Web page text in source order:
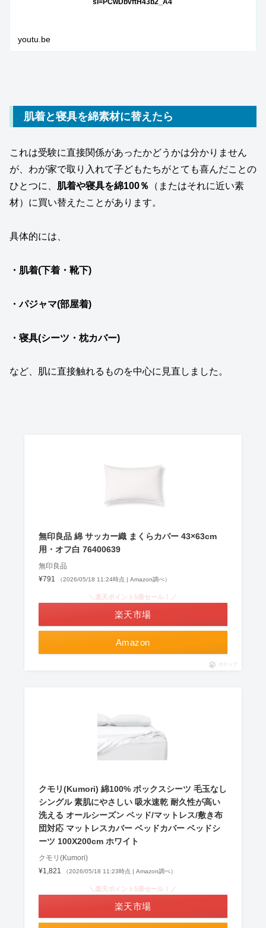
youtu.be
肌着と寝具を綿素材に替えたら
これは受験に直接関係があったかどうかは分かりません
が、わが家で取り入れて子どもたちがとても喜んだことの
ひとつに、 肌着や寝具を綿100％
（またはそれに近い素
材）に買い替えたことがあります。
具体的には、
・肌着(下着・靴下)
・パジャマ(部屋着)
・寝具(シーツ・枕カバー)
など、肌に直接触れるものを中心に見直しました。
無印良品 綿 サッカー織 まくらカバー 43×63cm
用・オフ白 76400639
無印良品
¥791
（2026/05/18 11:24時点 | Amazon調べ）
Amazon
＼楽天ポイント5倍セール！／
楽天市場
ポチップ
クモリ(Kumori) 綿100% ボックスシーツ 毛玉なし
シングル 素肌にやさしい 吸水速乾 耐久性が高い
洗える オールシーズン ベッド/マットレス/敷き布
団対応 マットレスカバー ベッドカバー ベッドシ
ーツ 100X200cm ホワイト
クモリ(Kumori)
¥1,821
（2026/05/18 11:23時点 | Amazon調べ）
＼楽天ポイント5倍セール！／
楽天市場